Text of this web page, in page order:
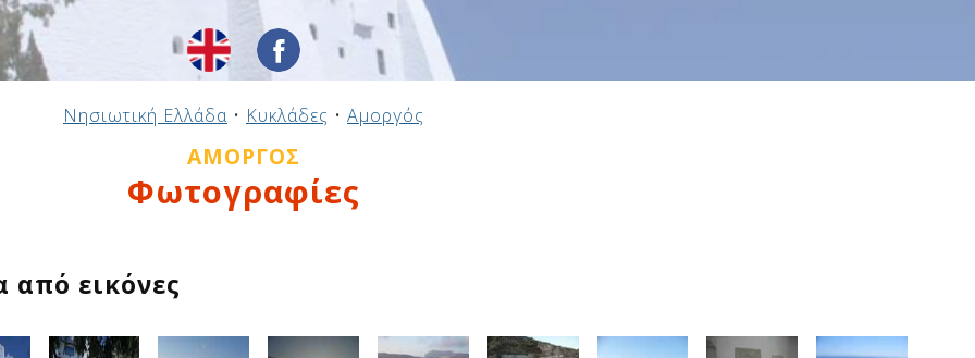
Νησιωτική Ελλάδα • Κυκλάδες • Αμοργός
ΑΜΟΡΓΌΣ
Φωτογραφίες
από εικόνες